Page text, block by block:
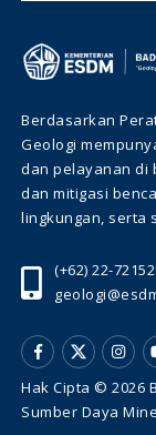
Berdasarkan
Geologi
dan pelayanan di
dan mitigasi
lingkungan, serta
(+62) 22-
Hak Cipta © 2026
Sumber Daya